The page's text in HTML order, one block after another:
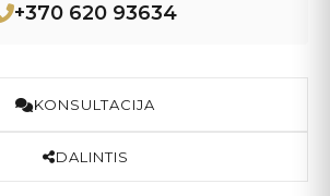
+370 620 93634
KONSULTACIJA
DALINTIS